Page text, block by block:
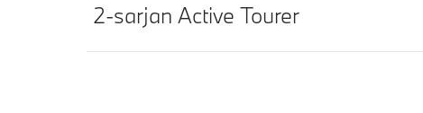
2-sarjan Active Tourer